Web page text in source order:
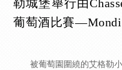
勒城堡舉行由
葡萄酒比賽
被葡萄園圍繞的艾格勒